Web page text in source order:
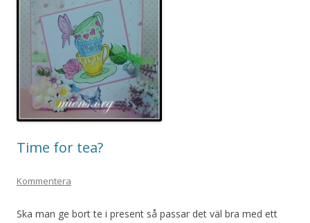
Time for tea?
Kommentera
Ska man ge bort te i present så passar det väl bra med ett